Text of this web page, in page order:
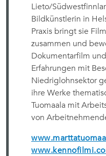
Lieto/
Bildkünstlerin in
Praxis bringt sie
zusammen und
Dokumentarfilm
Erfahrungen mit
Niedriglohnsektor
ihre Werke
Tuomaala mit
von